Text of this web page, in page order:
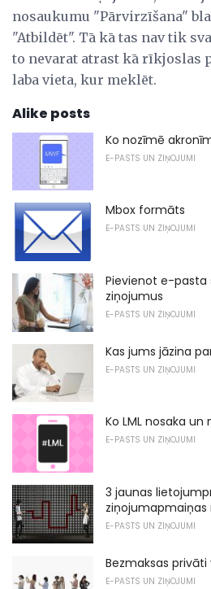
nosaukumu "Pārvirzīšana"
"Atbildēt". Tā kā tas nav tik
to nevarat atrast kā rīkjoslas
laba vieta, kur meklēt.
Alike posts
Ko nozīmē
E-PASTS UN ZIŅOJUMI
Mbox formāts
E-PASTS UN ZIŅOJUMI
Pievienot e-pasta
ziņojumus
E-PASTS UN ZIŅOJUMI
Kas jums jāzina
E-PASTS UN ZIŅOJUMI
Ko LML nosaka un
E-PASTS UN ZIŅOJUMI
3 jaunas
ziņojumapmaiņas
E-PASTS UN ZIŅOJUMI
Bezmaksas
E-PASTS UN ZIŅOJUMI